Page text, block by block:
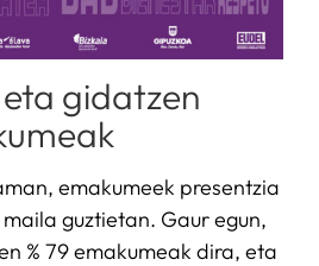
gidatzen
emakumeek presentzia
guztietan. Gaur egun,
% 79 emakumeak dira, eta